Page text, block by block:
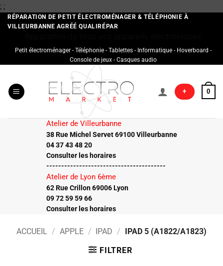
; ;Passer
au
contenu
RÉPARATION DE PETIT ÉLECTROMÉNAGER & TÉLÉPHONIE À
VILLEURBANNE AGRÉÉ QUALIRÉPAR
Petit électroménager - Téléphonie - Tablettes - Informatique - Hoverboard -
Console de jeux - Casques audio
+ 0
Atelier de Villeurbanne
38 Rue Michel Servet 69100 Villeurbanne
04 37 43 48 20
Consulter les horaires
----------------------------------------
Atelier de Lyon 6ème
62 Rue Crillon 69006 Lyon
09 72 59 59 66
Consulter les horaires
ACCUEIL / APPLE / IPAD /
IPAD 5 (A1822/A1823)
FILTRER